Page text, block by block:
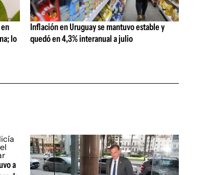
lo
Inflación en Uruguay se mantuvo estable y
quedó en 4,3% interanual a julio
a